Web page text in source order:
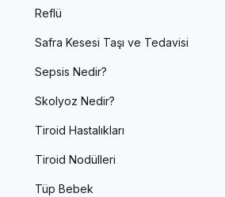
Reflü
Safra Kesesi Taşı ve Tedavisi
Sepsis Nedir?
Skolyoz Nedir?
Tiroid Hastalıkları
Tiroid Nodülleri
Tüp Bebek